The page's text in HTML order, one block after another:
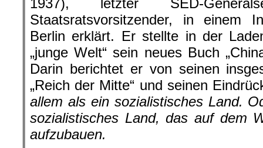
1937), letzter SED-
Staatsratsvorsitzender, in einem
Berlin erklärt. Er stellte in der
„junge Welt“ sein neues Buch
Darin berichtet er von seinen
„Reich der Mitte“ und seinen
allem als ein sozialistisches Land.
sozialistisches Land, das auf dem
aufzubauen.